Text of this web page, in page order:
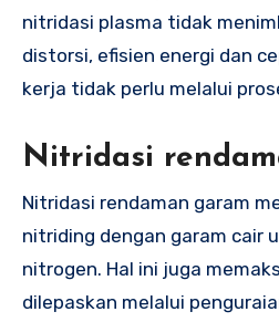
nitridasi plasma tidak
distorsi, efisien energi dan
kerja tidak perlu melalui
Nitridasi
Nitridasi rendaman garam
nitriding dengan garam cair
nitrogen. Hal ini juga
dilepaskan melalui